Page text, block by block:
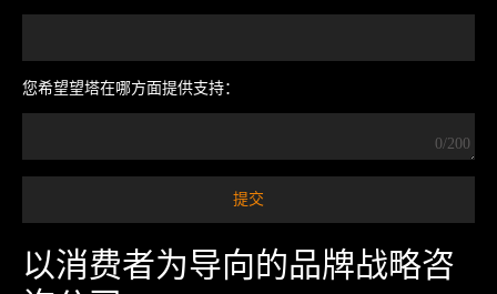
您希望望塔在哪方面提供支持：
0/200
以消费者为导向的品牌战略咨